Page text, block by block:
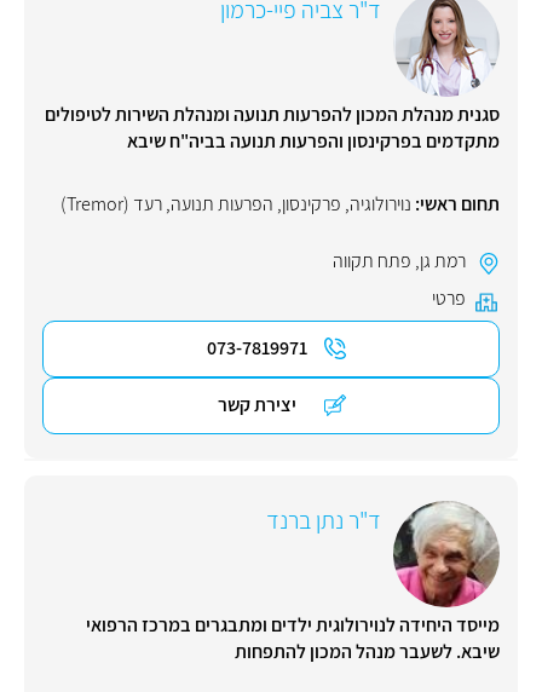
ד"ר צביה פיי-כרמון
סגנית מנהלת המכון להפרעות תנועה ומנהלת השירות לטיפולים
מתקדמים בפרקינסון והפרעות תנועה בביה"ח שיבא
תחום ראשי: נוירולוגיה, פרקינסון, הפרעות תנועה,רעד (Tremor)
רמת גן, פתח תקווה
פרטי
073-7819971
יצירת קשר
ד"ר נתן ברנד
מייסד היחידה לנוירולוגית ילדים ומתבגרים במרכז הרפואי
שיבא. לשעבר מנהל המכון להתפחות